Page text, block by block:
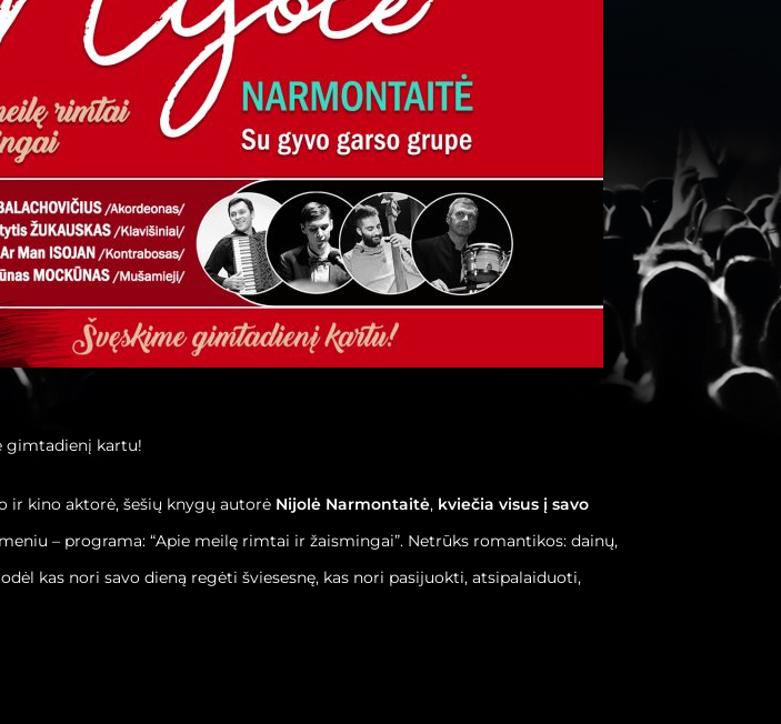
gimtadienį kartu!
ir kino aktorė, šešių knygų autorė Nijolė Narmontaitė, kviečia visus į savo
– programa: “Apie meilę rimtai ir žaismingai”. Netrūks romantikos: dainų,
kas nori savo dieną regėti šviesesnę, kas nori pasijuokti, atsipalaiduoti,